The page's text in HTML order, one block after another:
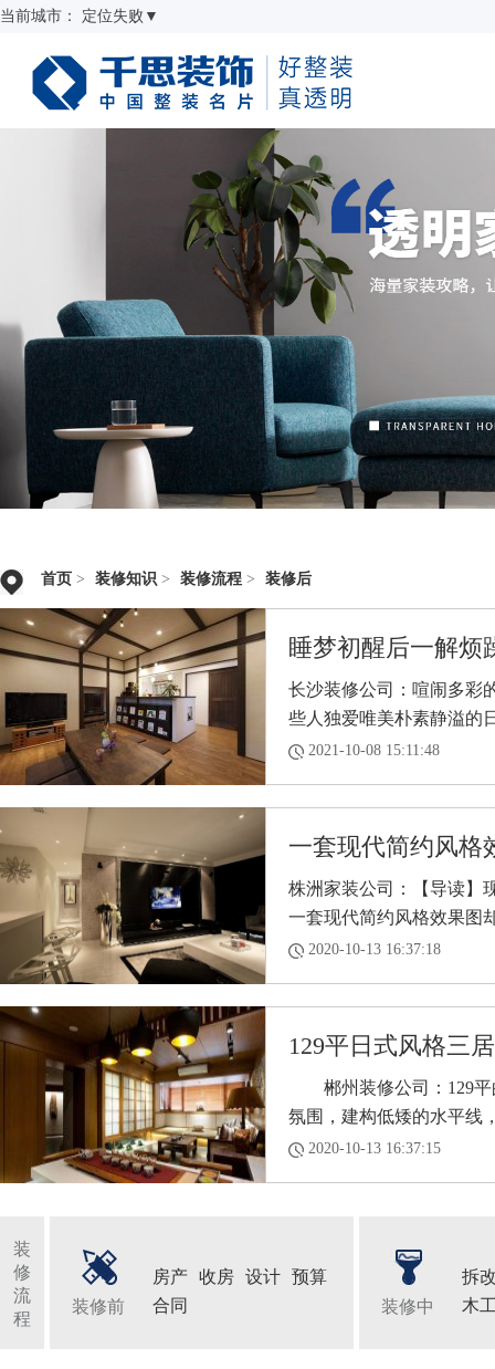
当前城市： 定位失败 ▼
首页 > 装修知识 > 装修流程 > 装修后
睡梦初醒后一解烦
长沙装修公司：喧闹多彩
些人独爱唯美朴素静溢的
2021-10-08 15:11:48
一套现代简约风格
株洲家装公司：【导读】
一套现代简约风格效果图
2020-10-13 16:37:18
129平日式风格三
郴州装修公司：129平
氛围，建构低矮的水平线
2020-10-13 16:37:15
装
修
流
程
装修前
房产 收房 设计 预算
合同
装修中
拆
木